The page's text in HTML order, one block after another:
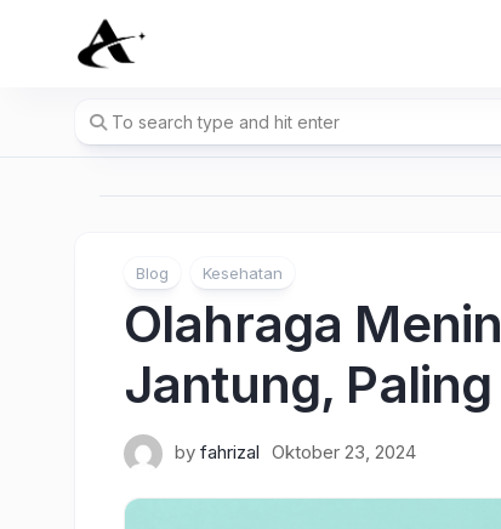
Blog Kesehatan
Olahraga
Jantung,
by fahrizal Oktober 23, 2024